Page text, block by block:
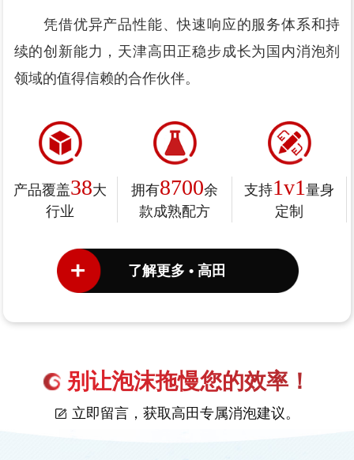
凭借优异产品性能、快速响应的服务体系和持
续的创新能力，天津高田正稳步成长为国内消泡剂
领域的值得信赖的合作伙伴。
产品覆盖38大
行业
拥有8700余
款成熟配方
支持1v1 量身
定制
了解更多 • 高田
别让泡沫拖慢您的效率！
立即留言，获取高田专属消泡建议。